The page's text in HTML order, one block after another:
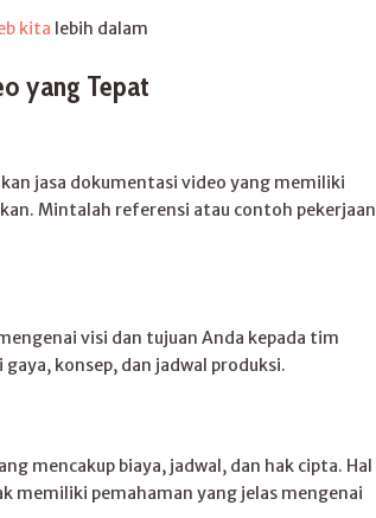
kita lebih dalam
yang Tepat
jasa dokumentasi video yang memiliki
Mintalah referensi atau contoh pekerjaan
visi dan tujuan Anda kepada tim
konsep, dan jadwal produksi.
mencakup biaya, jadwal, dan hak cipta. Hal
memiliki pemahaman yang jelas mengenai